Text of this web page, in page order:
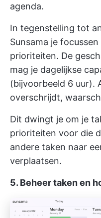
agenda.
In tegenstelling tot
Sunsama je
prioriteiten. De
mag je dagelijkse
(bijvoorbeeld 6 uur).
overschrijdt,
Dit dwingt je om je
prioriteiten voor die
andere taken naar
verplaatsen.
5. Beheer taken en